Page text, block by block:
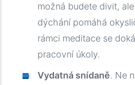
možná budete divit,
dýchání pomáhá
rámci meditace se
pracovní úkoly.
Vydatná snídaně. Ne